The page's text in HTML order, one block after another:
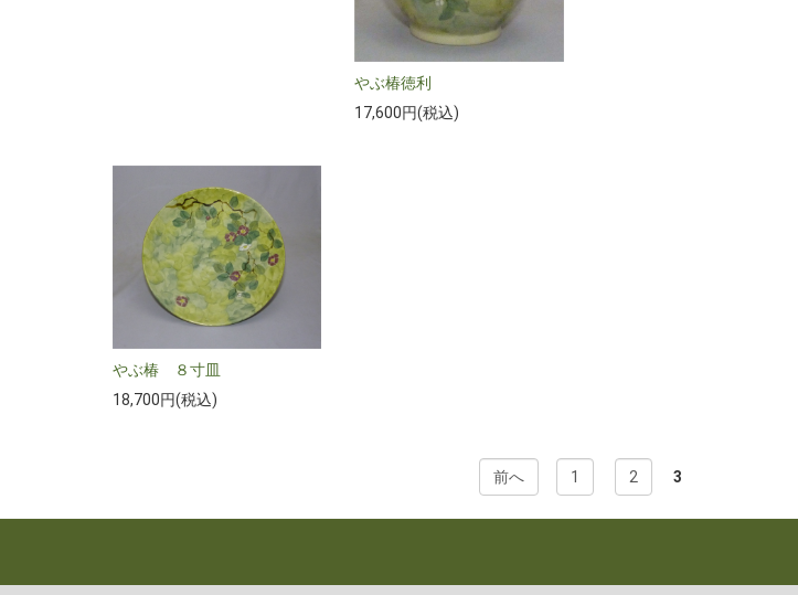
やぶ椿徳利
17,600円(税込)
やぶ椿 ８寸皿
18,700円(税込)
前へ 1 2 3